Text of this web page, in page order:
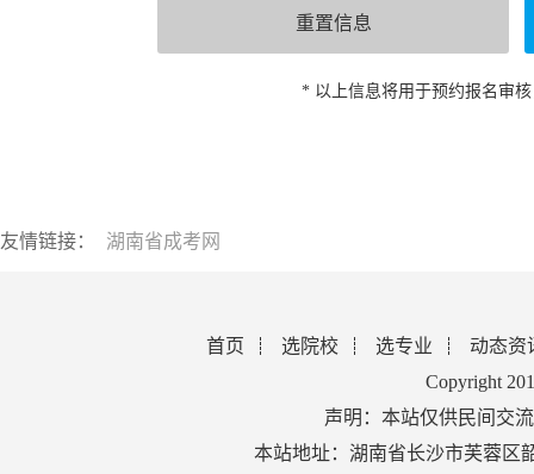
* 以上信息将用于预约报名审
友情链接： 湖南省成考网
首页 选院校 选专业
动态资
Copyright
声明：本站仅供民间交
本站地址：湖南省长沙市芙蓉区